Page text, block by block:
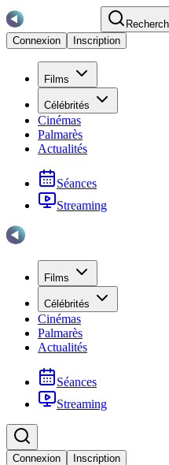
Connexion
Inscription
Films
Célébrités
Cinémas
Palmarès
Actualités
Séances
Streaming
Films
Célébrités
Cinémas
Palmarès
Actualités
Séances
Streaming
Connexion Inscription